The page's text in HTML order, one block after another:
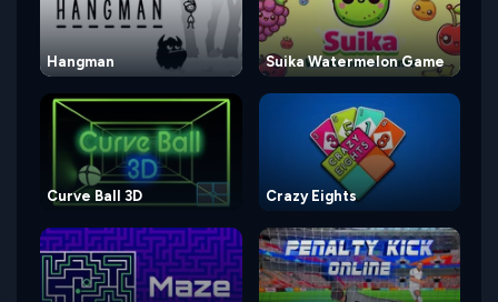
Hangman Suika Watermelon Game
Curve Ball 3D Crazy Eights